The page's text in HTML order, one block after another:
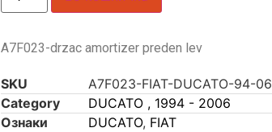
A7F023-drzac amortizer preden lev
SKU
A7F023-FIAT-DUCATO-94-06
Category
DUCATO , 1994 - 2006
Ознаки
DUCATO, FIAT